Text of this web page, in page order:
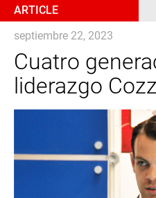
ARTICLE
septiembre 22, 2023
Cuatro
liderazgo